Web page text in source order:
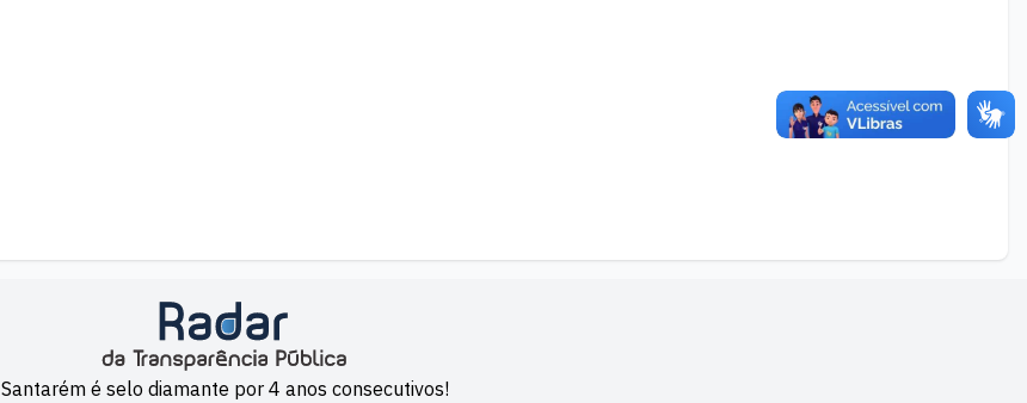
Santarém é selo diamante por 4 anos consecutivos!